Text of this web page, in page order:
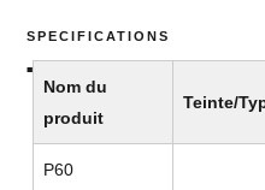
SPECIFICATIONS
Nom du
produit
Teinte/
P60